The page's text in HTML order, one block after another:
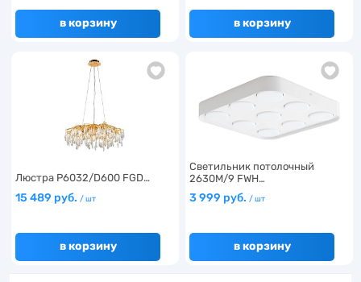
в корзину в корзину
Люстра P6032/D600 FGD…
15 489 руб. / шт
в корзину
Светильник потолочный
2630M/9 FWH…
3 999 руб. / шт
в корзину